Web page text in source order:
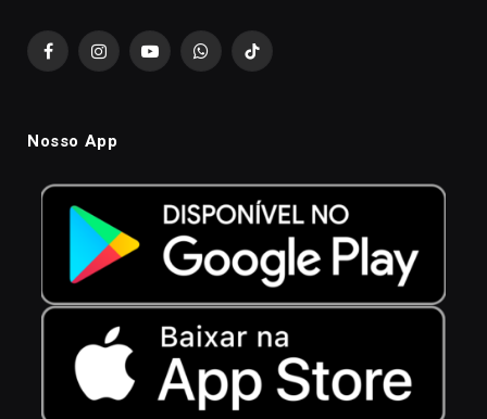
FacebookInstagramYouTubeWhatsAppTikTok
Nosso App